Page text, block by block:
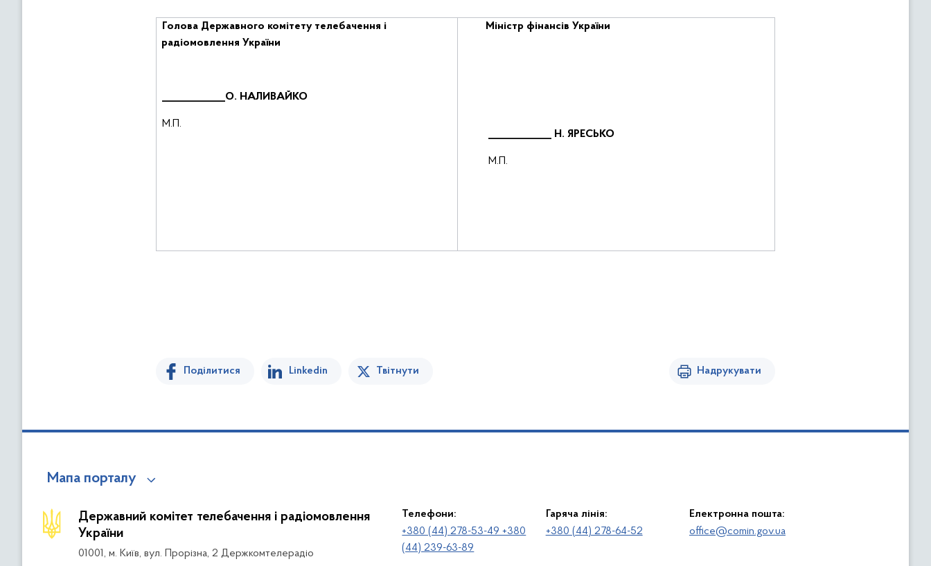
Голова Державного комітету телебачення і
радіомовлення України
_____________О. НАЛИВАЙКО
М.П.
Міністр фінансів України
Н. ЯРЕСЬКО
М.П.
Поділитися Linkedin Твітнути Надрукувати
Мапа порталу
Державний комітет телебачення і радіомовлення
України
01001, м. Київ, вул. Прорізна, 2 Держкомтелерадіо
Телефони:
+380 (44) 278-53-49 +380
(44) 239-63-89
Гаряча лінія:
+380 (44) 278-64-52
Електронна пошта:
office@comin.gov.ua